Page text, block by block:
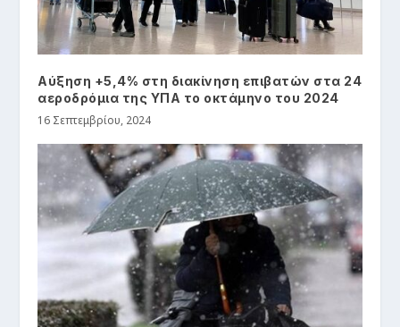
Αύξηση +5,4% στη διακίνηση επιβατών στα 24
αεροδρόμια της ΥΠΑ το οκτάμηνο του 2024
16 Σεπτεμβρίου, 2024